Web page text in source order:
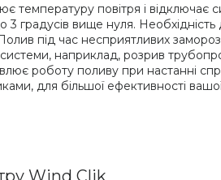
температуру повітря і
3 градусів вище нуля.
під час несприятливих
наприклад, розрив
роботу поливу при настанні
для більшої ефективності
Wind Clik